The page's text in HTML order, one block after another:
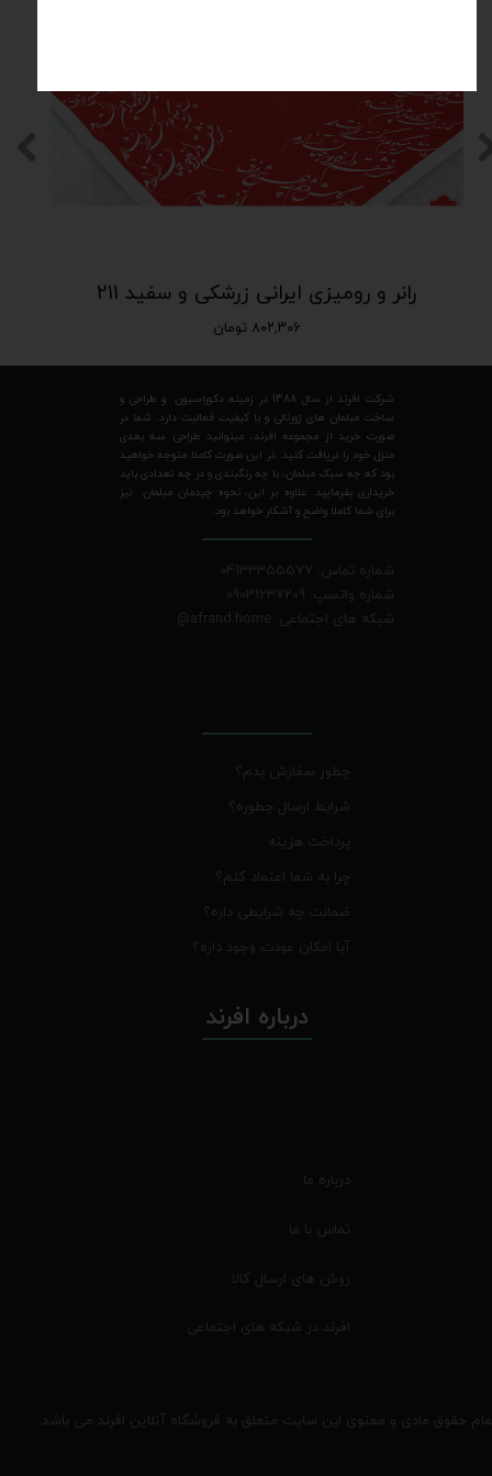
رانر و رومیزی ایرانی زرشکی و سفید 211
۸۰۲,۳۰۶ تومان
شرکت افرند از سال 1388 در زمینه دکوراسیون و طراحی و
ساخت مبلمان های ژورنالی و با کیفیت فعالیت دارد. شما در
صورت خرید از مجموعه افرند، میتوانید طراحی سه بعدی
منزل خود را دریافت کنید. در این صورت کاملا متوجه خواهید
بود که چه سبک مبلمان، با چه رنگبندی و در چه تعدادی باید
خریداری بفرمایید. علاوه بر این، نحوه چیدمان مبلمان نیز
برای شما کاملا واضح و آشکار خواهد بود.
شماره تماس: 04133355577
شماره واتسپ: 09031237209
شبکه های اجتماعی: afrand.home
@
چطور سفارش بدم؟
شرایط ارسال چطوره؟
پرداخت هزینه
چرا به شما اعتماد کنم؟
ضمانت چه شرایطی داره؟
آیا امکان عودت وجود داره؟
حقوق مادی و معنوی این سایت متعلق به فروشگاه آنلاین افرند می باشد.
درباره افرند
درباره ما
تماس با ما
روش های ارسال کالا
افرند در شبکه های اجتماعی